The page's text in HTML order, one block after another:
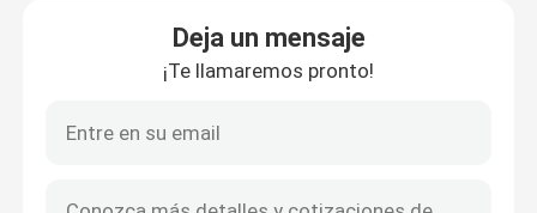
Tubo médico del silicónDeja un mensaje
¡Te llamaremos pronto!